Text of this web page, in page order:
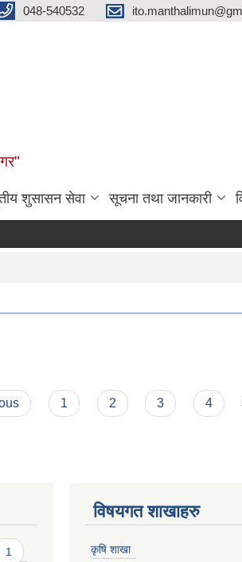
048-540532
शुसासन सेवा सूचना तथा जानकारी
1 2 3 4
1
विषयगत शाखाहरु
कृषि शाखा